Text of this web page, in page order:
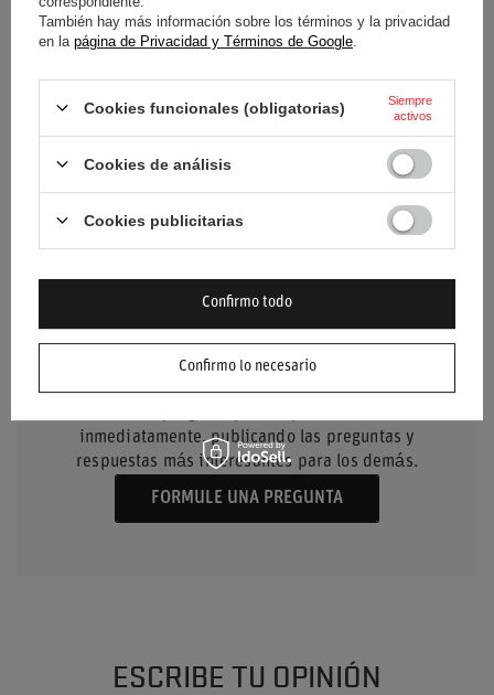
Color Rojo
NECESITO AYUDA? TIENE
PREGUNTAS?
inmediatamente, publicando las preguntas y
respuestas más interesantes para los demás.
FORMULE UNA PREGUNTA
ESCRIBE TU OPINIÓN
También hay más información sobre los términos y la privacidad
en la página de Privacidad y Términos de Google
Cookies funcionales (obligatorias)
Siempre
activos
Cookies de análisis
Cookies publicitarias
Confirmo lo necesario
Confirmo todo